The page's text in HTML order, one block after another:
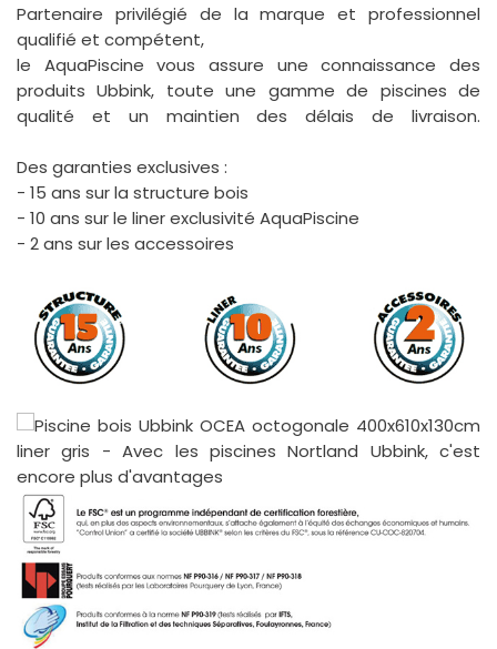
Partenaire privilégié de la marque et professionnel
qualifié et compétent,
le AquaPiscine vous assure une connaissance des
produits Ubbink, toute une gamme de piscines de
qualité et un maintien des délais de livraison.
Des garanties exclusives :
- 15 ans sur la structure bois
- 10 ans sur le liner exclusivité AquaPiscine
- 2 ans sur les accessoires